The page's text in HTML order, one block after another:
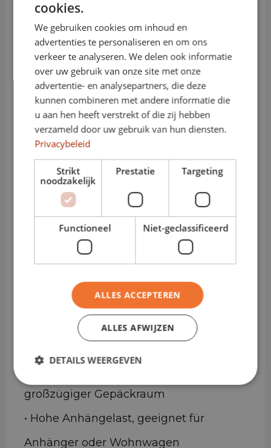
• Tragfähigkeit: ca. 650–750 kg
• Anhängelast: bis zu ca. 2,0–2,5 Tonnen
(je nach Ausführung)
• Motoren (Benzin/Diesel): verschiedene
TSI- und TDI-Varianten
• Elektro-/Hybridantrieb: nicht zutreffend
• Getriebe: manuell oder automatisch
• Varianten: SUV (5- oder 7-Sitzer, je nach
Version)
• Kabinen: Personenwagen
Warum der ŠKODA Kodiaq
geeignet ist
• Sofort verfügbar für vorübergehende
oder intensive Mobilitätsbedürfnisse
großzügiger Gepäckraum
• Hohe Anhängelast, geeignet für
Anhänger oder Wohnwagen
cookies.
We gebruiken cookies om inhoud en
advertenties te personaliseren en om ons
verkeer te analyseren. We delen ook informatie
over uw gebruik van onze site met onze
advertentie- en analysepartners, die deze
kunnen combineren met andere informatie die
u aan hen heeft verstrekt of die zij hebben
verzameld door uw gebruik van hun diensten.
Privacybeleid
Strikt
noodzakelijk
Prestatie Targeting
Functioneel Niet-geclassificeerd
ALLES ACCEPTEREN
ALLES AFWIJZEN
DETAILS WEERGEVEN